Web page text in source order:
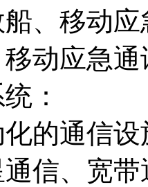
、移动
动应急
：
的通信
信、宽